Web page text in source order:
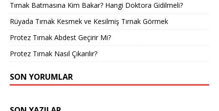
Tırnak Batmasına Kim Bakar? Hangi Doktora Gidilmeli?
Rüyada Tırnak Kesmek ve Kesilmiş Tırnak Görmek
Protez Tırnak Abdest Geçirir Mi?
Protez Tırnak Nasıl Çıkarılır?
SON YORUMLAR